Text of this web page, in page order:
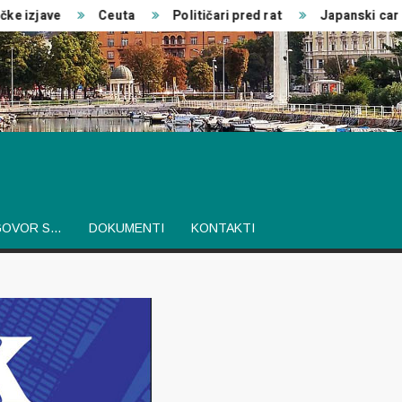
Ceuta Političari pred rat Japanski car
S… DOKUMENTI KONTAKTI